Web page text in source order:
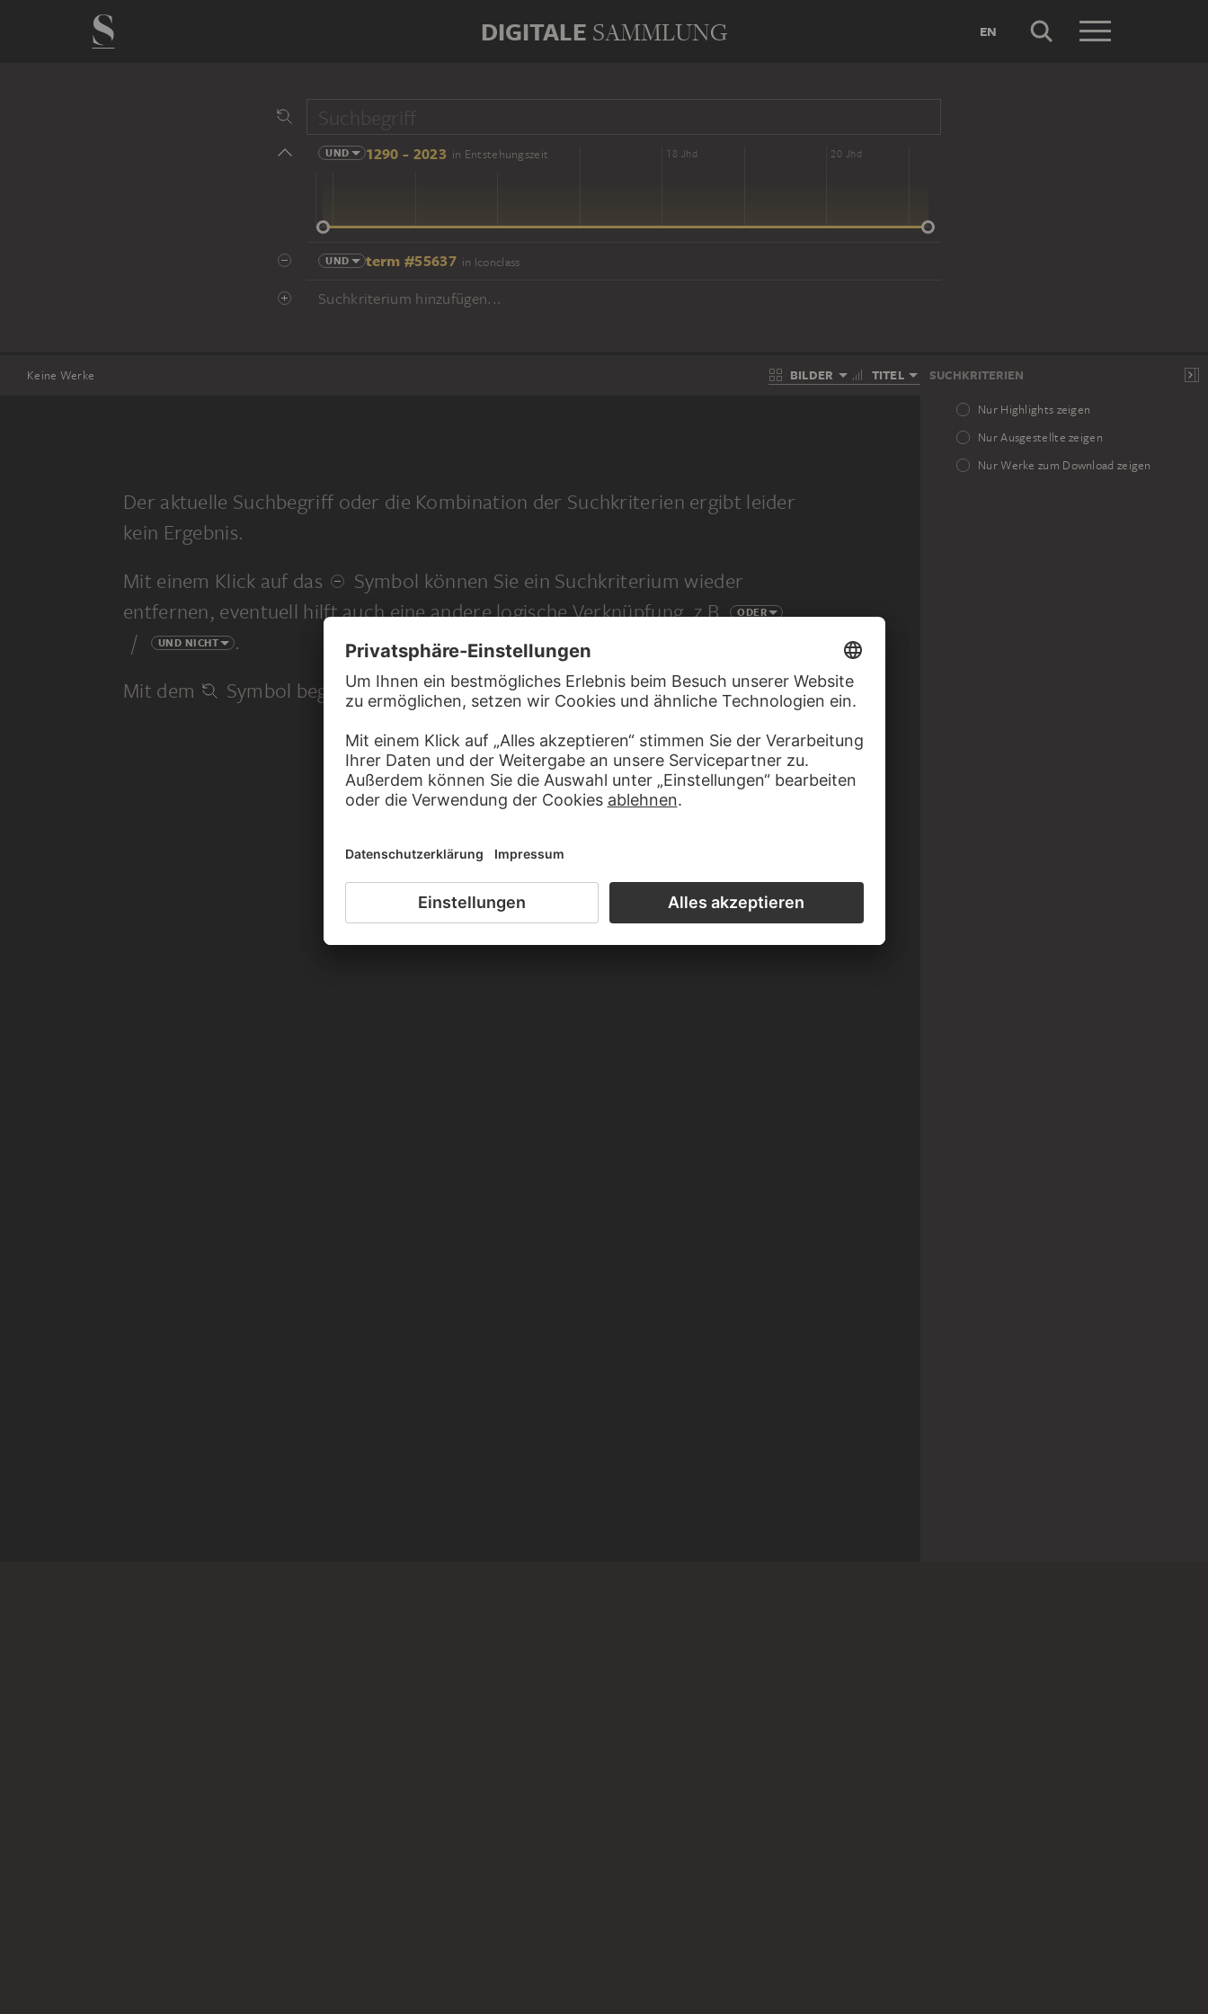
DIGITALE SAMMLUNG EN
UND 1290 - 2023 in Entstehungszeit
14 Jhd 16 Jhd 18 Jhd 20 Jhd
UND term #55637 in Iconclass
Suchkriterium hinzufügen...
Keine Werke BILDER TITEL SUCHKRITERIEN
Nur Highlights zeigen
Nur Ausgestellte zeigen
Nur Werke zum Download zeigen
Der aktuelle Suchbegriff oder die Kombination der Suchkriterien ergibt leider
kein Ergebnis.
Mit einem Klick auf das
Symbol können Sie ein Suchkriterium wieder
entfernen, eventuell hilft auch eine andere logische Verknüpfung, z.B. ODER
/ UND NICHT
.
Mit dem
Symbol beginnen Sie eine ganz neue Suche.